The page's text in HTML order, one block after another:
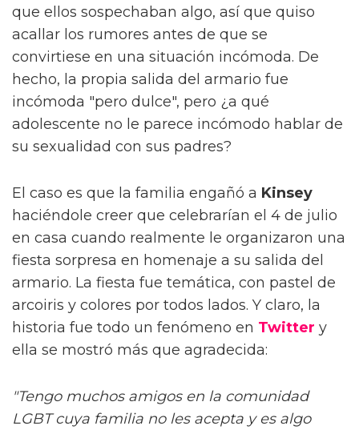
que ellos sospechaban algo, así que quiso
acallar los rumores antes de que se
convirtiese en una situación incómoda. De
hecho, la propia salida del armario fue
incómoda "pero dulce", pero ¿a qué
adolescente no le parece incómodo hablar de
su sexualidad con sus padres?
El caso es que la familia engañó a Kinsey
haciéndole creer que celebrarían el 4 de julio
en casa cuando realmente le organizaron una
fiesta sorpresa en homenaje a su salida del
armario. La fiesta fue temática, con pastel de
arcoiris y colores por todos lados. Y claro, la
historia fue todo un fenómeno en Twitter y
ella se mostró más que agradecida:
"Tengo muchos amigos en la comunidad
LGBT cuya familia no les acepta y es algo